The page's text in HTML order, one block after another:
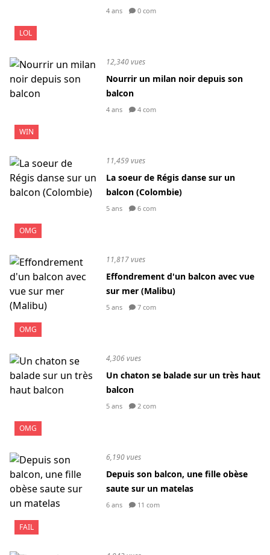
LOL
4 ans 0 com
WIN
12,340 vues
Nourrir un milan noir depuis son
balcon
4 ans 4 com
OMG
11,459 vues
La soeur de Régis danse sur un
balcon (Colombie)
5 ans 6 com
OMG
11,817 vues
Effondrement d'un balcon avec vue
sur mer (Malibu)
5 ans 7 com
OMG
4,306 vues
Un chaton se balade sur un très haut
balcon
5 ans 2 com
FAIL
6,190 vues
Depuis son balcon, une fille obèse
saute sur un matelas
6 ans 11 com